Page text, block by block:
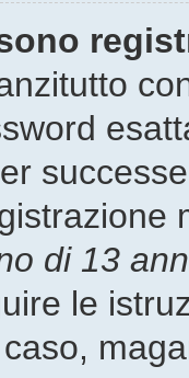
di 13
le